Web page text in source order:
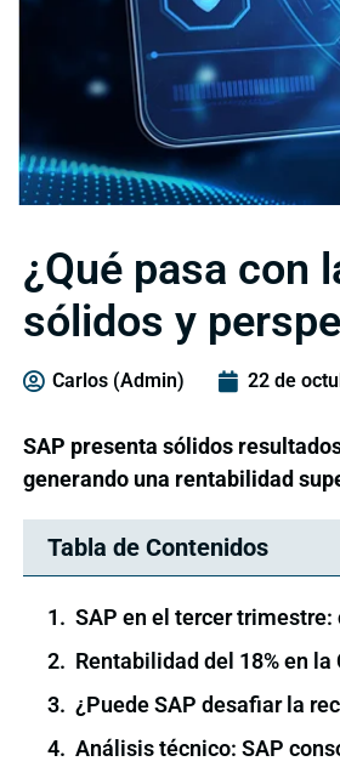
¿Qué pasa con
sólidos y
Carlos (Admin) 22 de
SAP presenta sólidos
generando una rentabilidad
Tabla de Contenidos
SAP en el tercer
Rentabilidad del 18% en
¿Puede SAP desafiar la
Análisis técnico: SAP